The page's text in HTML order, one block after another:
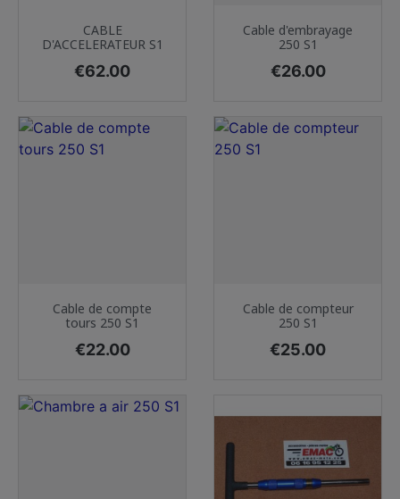
CABLE
D'ACCELERATEUR S1
Price
€62.00
Cable d'embrayage
250 S1
Price
€26.00
Cable de compte
tours 250 S1
Price
€22.00
Cable de compteur
250 S1
Price
€25.00